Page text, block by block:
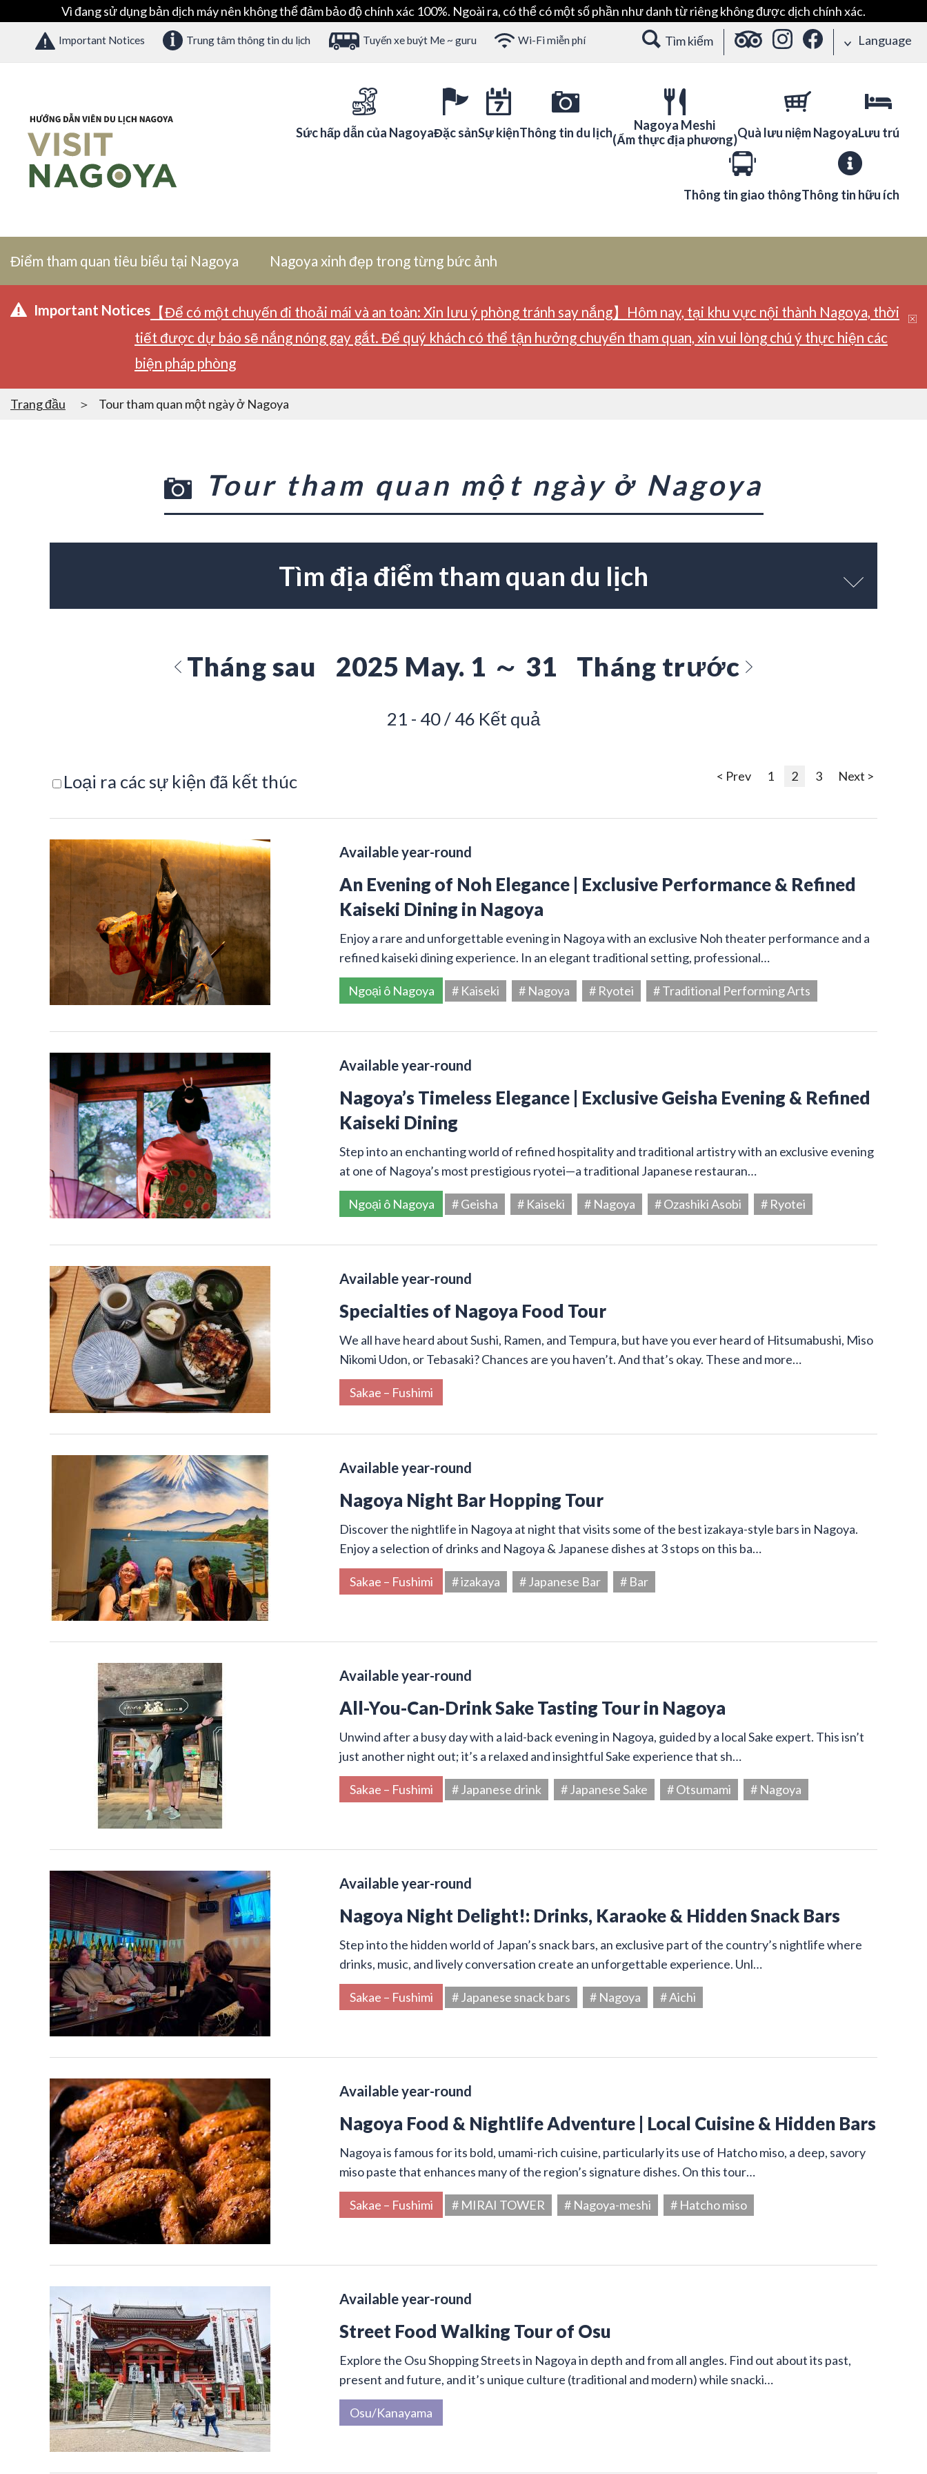
Vì đang sử dụng bản dịch máy nên không thể đảm bảo độ chính xác 100%. Ngoài ra, có thể có một số phần như danh từ riêng không được dịch chính xác.
Important Notices Trung tâm thông tin du lịch Tuyến xe buýt Me ~ guru Wi-Fi miễn phí Tìm kiếm Language
Sức hấp dẫn của NagoyaĐặc sảnSự kiệnThông tin du lịch
Nagoya Meshi
(Ẩm thực địa phương)Quà lưu niệm NagoyaLưu trú
Thông tin giao thôngThông tin hữu ích
Điểm tham quan tiêu biểu tại Nagoya Nagoya xinh đẹp trong từng bức ảnh
Important Notices 【Để có một chuyến đi thoải mái và an toàn: Xin lưu ý phòng tránh say nắng】Hôm nay, tại khu vực nội thành Nagoya, thời
tiết được dự báo sẽ nắng nóng gay gắt. Để quý khách có thể tận hưởng chuyến tham quan, xin vui lòng chú ý thực hiện các
biện pháp phòng
Trang đầu Tour tham quan một ngày ở Nagoya
Tour tham quan một ngày ở Nagoya
Tìm địa điểm tham quan du lịch
Tháng sau 2025 May. 1 ～ 31 Tháng trước
21 - 40 / 46 Kết quả
Loại ra các sự kiện đã kết thúc < Prev 1 2 3 Next >
Available year-round
An Evening of Noh Elegance | Exclusive Performance & Refined
Kaiseki Dining in Nagoya
Enjoy a rare and unforgettable evening in Nagoya with an exclusive Noh theater performance and a
refined kaiseki dining experience. In an elegant traditional setting, professional…
Ngoại ô Nagoya # Kaiseki # Nagoya # Ryotei # Traditional Performing Arts
Available year-round
Nagoya’s Timeless Elegance | Exclusive Geisha Evening & Refined
Kaiseki Dining
Step into an enchanting world of refined hospitality and traditional artistry with an exclusive evening
at one of Nagoya’s most prestigious ryotei—a traditional Japanese restauran…
Ngoại ô Nagoya # Geisha # Kaiseki # Nagoya # Ozashiki Asobi # Ryotei
Available year-round
Specialties of Nagoya Food Tour
We all have heard about Sushi, Ramen, and Tempura, but have you ever heard of Hitsumabushi, Miso
Nikomi Udon, or Tebasaki? Chances are you haven’t. And that’s okay. These and more…
Sakae – Fushimi
Available year-round
Nagoya Night Bar Hopping Tour
Discover the nightlife in Nagoya at night that visits some of the best izakaya-style bars in Nagoya.
Enjoy a selection of drinks and Nagoya & Japanese dishes at 3 stops on this ba…
Sakae – Fushimi # izakaya # Japanese Bar # Bar
Available year-round
All-You-Can-Drink Sake Tasting Tour in Nagoya
Unwind after a busy day with a laid-back evening in Nagoya, guided by a local Sake expert. This isn’t
just another night out; it’s a relaxed and insightful Sake experience that sh…
Sakae – Fushimi # Japanese drink # Japanese Sake # Otsumami # Nagoya
Available year-round
Nagoya Night Delight!: Drinks, Karaoke & Hidden Snack Bars
Step into the hidden world of Japan’s snack bars, an exclusive part of the country’s nightlife where
drinks, music, and lively conversation create an unforgettable experience. Unl…
Sakae – Fushimi # Japanese snack bars # Nagoya # Aichi
Available year-round
Nagoya Food & Nightlife Adventure | Local Cuisine & Hidden Bars
Nagoya is famous for its bold, umami-rich cuisine, particularly its use of Hatcho miso, a deep, savory
miso paste that enhances many of the region’s signature dishes. On this tour…
Sakae – Fushimi # MIRAI TOWER # Nagoya-meshi # Hatcho miso
Available year-round
Street Food Walking Tour of Osu
Explore the Osu Shopping Streets in Nagoya in depth and from all angles. Find out about its past,
present and future, and it’s unique culture (traditional and modern) while snacki…
Osu/Kanayama